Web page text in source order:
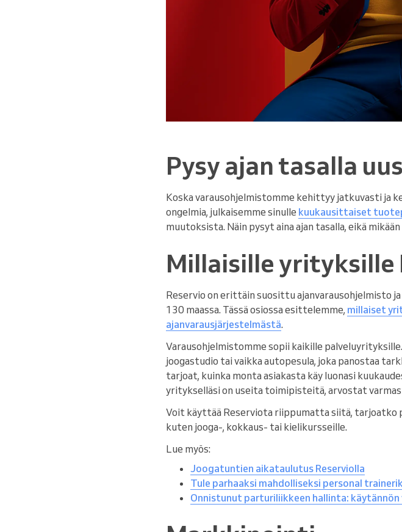
Pysy ajan tasalla
Koska varausohjelmistomme kehittyy jatkuvasti ja
ongelmia, julkaisemme sinulle kuukausittaiset
muutoksista. Näin pysyt aina ajan tasalla, eikä
Millaisille yrityksille
Reservio on erittäin suosittu ajanvarausohjelmisto
130 maassa. Tässä osiossa esittelemme, millaiset
ajanvarausjärjestelmästä.
Varausohjelmistomme sopii kaikille
joogastudio tai vaikka autopesula, joka panostaa
tarjoat, kuinka monta asiakasta käy luonasi
yritykselläsi on useita toimipisteitä, arvostat
Voit käyttää Reserviota riippumatta siitä, tarjoatko
kuten jooga-, kokkaus- tai kielikursseille.
Lue myös:
Joogatuntien aikataulutus Reserviolla
Tule parhaaksi mahdolliseksi personal
Onnistunut parturiliikkeen hallinta: